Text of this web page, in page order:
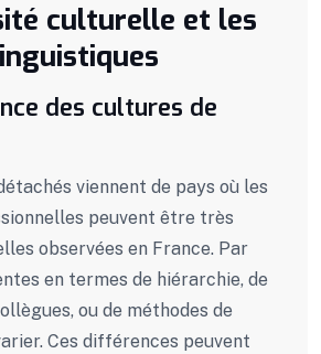
culturelle et les
des cultures de
viennent de pays où les
peuvent être très
observées en France. Par
en termes de hiérarchie, de
ou de méthodes de
Ces différences peuvent